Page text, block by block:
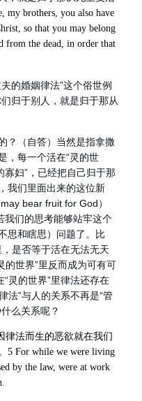
brothers, you also have
so that you may belong
from the dead, in order that
的婚姻律法”这个俗世例
归于别人，就是归于那从
？（自答）当然是指拿撒
，每一个活在“灵的世
寡妇”，已经把自己归于那
我们里面出来的这位新
bear fruit for God）
我们的思考能够站牢这个
思和瞎思）问题了。比
，是否等于活在无法无天
的世界”里反而成为可有可
“灵的世界”里律法还存在
法”与人的关系不再是“管
么关系呢？
律法而生的恶欲就在我们
5 For while we were living
by the law, were at work